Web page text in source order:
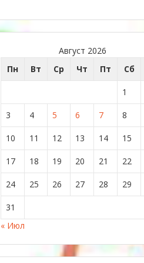
Август 2026
Пн
Вт Ср Чт Пт Сб
1
3 4 5 6 7 8
10 11 12 13 14 15
17 18 19 20 21 22
24 25 26 27 28 29
31
« Июл